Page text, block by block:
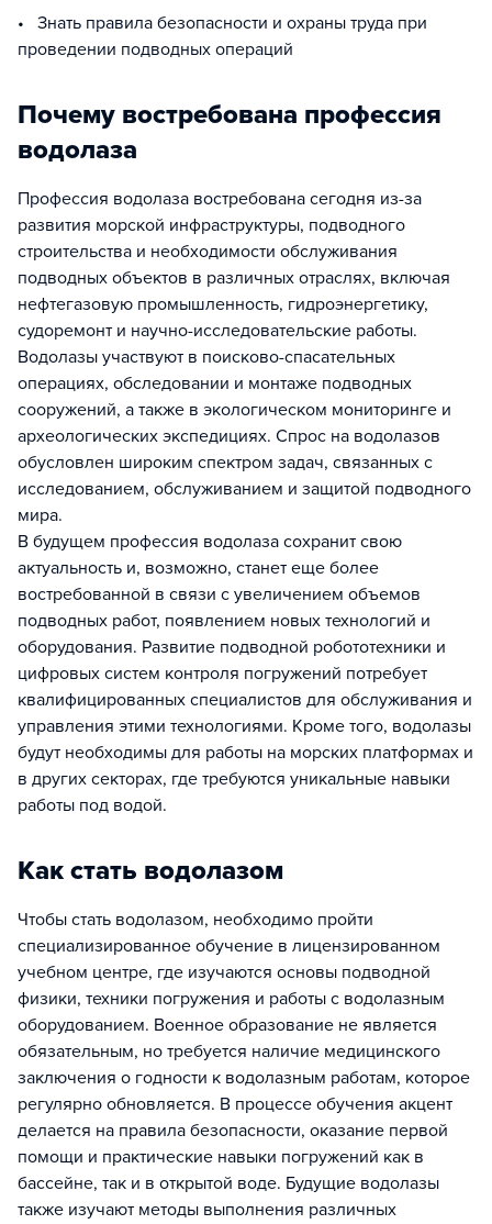
• Знать правила безопасности и охраны труда при
проведении подводных операций
Почему востребована профессия
водолаза
Профессия водолаза востребована сегодня из-за
развития морской инфраструктуры, подводного
строительства и необходимости обслуживания
подводных объектов в различных отраслях, включая
нефтегазовую промышленность, гидроэнергетику,
судоремонт и научно-исследовательские работы.
Водолазы участвуют в поисково-спасательных
операциях, обследовании и монтаже подводных
сооружений, а также в экологическом мониторинге и
археологических экспедициях. Спрос на водолазов
обусловлен широким спектром задач, связанных с
исследованием, обслуживанием и защитой подводного
мира.
В будущем профессия водолаза сохранит свою
актуальность и, возможно, станет еще более
востребованной в связи с увеличением объемов
подводных работ, появлением новых технологий и
оборудования. Развитие подводной робототехники и
цифровых систем контроля погружений потребует
квалифицированных специалистов для обслуживания и
управления этими технологиями. Кроме того, водолазы
будут необходимы для работы на морских платформах и
в других секторах, где требуются уникальные навыки
работы под водой.
Как стать водолазом
Чтобы стать водолазом, необходимо пройти
специализированное обучение в лицензированном
учебном центре, где изучаются основы подводной
физики, техники погружения и работы с водолазным
оборудованием. Военное образование не является
обязательным, но требуется наличие медицинского
заключения о годности к водолазным работам, которое
регулярно обновляется. В процессе обучения акцент
делается на правила безопасности, оказание первой
помощи и практические навыки погружений как в
бассейне, так и в открытой воде. Будущие водолазы
также изучают методы выполнения различных